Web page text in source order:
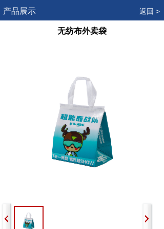
产品展示 返回 >
无纺布外卖袋